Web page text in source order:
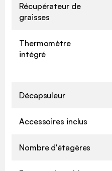
Récupérateur de
graisses
Thermomètre
intégré
Décapsuleur
Accessoires inclus
Nombre d'étagères